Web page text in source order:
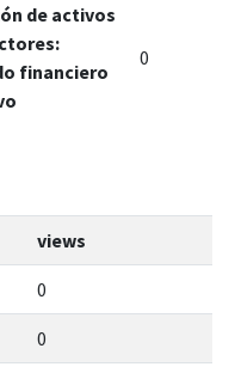
de activos
financiero
0
views
0
0